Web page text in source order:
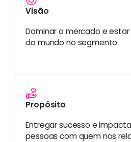
Visão
Dominar o mercado e
do mundo no segmento.
Propósito
Entregar sucesso e
pessoas com quem nos